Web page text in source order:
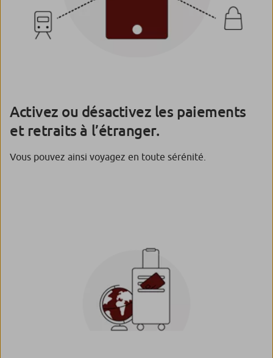
Activez ou désactivez les paiements
et retraits à l’étranger.
Vous pouvez ainsi voyagez en toute sérénité.